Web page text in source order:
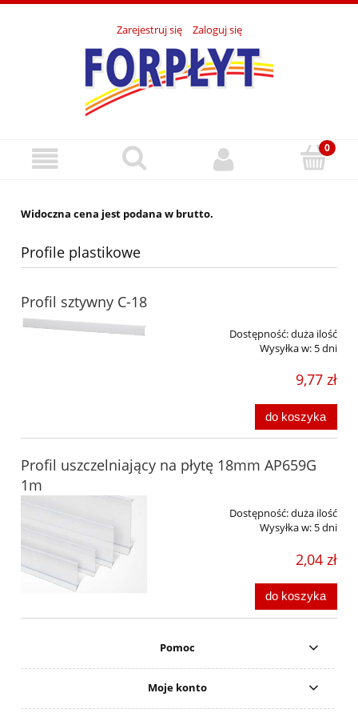
Zarejestruj się Zaloguj się
Widoczna cena jest podana w brutto.
Profile plastikowe
Profil sztywny C-18
Dostępność:duża ilość
Wysyłka w: 5 dni
9,77 zł
do koszyka
Profil uszczelniający na płytę 18mm AP659G
1m
Dostępność:duża ilość
Wysyłka w: 5 dni
2,04 zł
do koszyka
Pomoc
Moje konto